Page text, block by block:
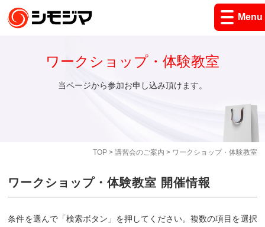
Menu
TOP> 講習会のご案内 > ワークショップ・体験教室
ワークショップ・体験教室
当ページから参加お申し込み頂けます。
ワークショップ・体験教室 開催情報
条件を選んで「検索ボタン」を押してください。複数の項目を選択